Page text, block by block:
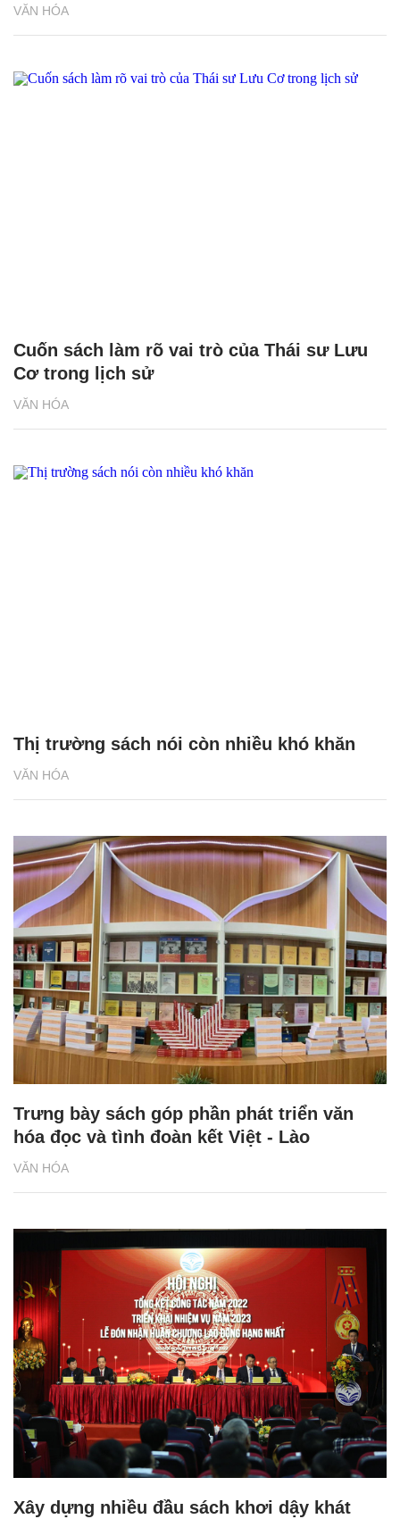
VĂN HÓA
VĂN HÓA
Cuốn sách làm rõ vai trò của Thái sư Lưu
Cơ trong lịch sử
VĂN HÓA
Thị trường sách nói còn nhiều khó khăn
VĂN HÓA
Trưng bày sách góp phần phát triển văn
hóa đọc và tình đoàn kết Việt - Lào
Xây dựng nhiều đầu sách khơi dậy khát